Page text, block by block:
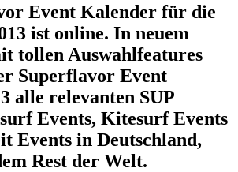
Event Kalender für die
ist online. In neuem
tollen Auswahlfeatures
Superflavor Event
alle relevanten SUP
Events, Kitesurf Events
Events in Deutschland,
Rest der Welt.